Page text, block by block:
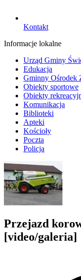
Kontakt
Informacje lokalne
Urząd Gminy
Edukacja
Gminny Ośrodek
Obiekty sportowe
Obiekty
Komunikacja
Biblioteki
Apteki
Kościoły
Poczta
Policja
Przejazd
[video/galeria]